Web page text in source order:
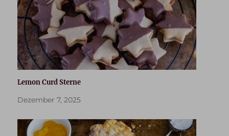
Lemon Curd Sterne
Dezember 7, 2025